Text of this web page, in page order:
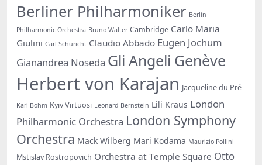
Berliner Philharmoniker Berlin
Philharmonic Orchestra Bruno Walter Cambridge Carlo Maria
Giulini Carl Schuricht Claudio Abbado Eugen Jochum
Gianandrea Noseda Gli Angeli Genève
Herbert von Karajan Jacqueline du Pré
Karl Bohm Kyiv Virtuosi Leonard Bernstein Lili Kraus London
Philharmonic Orchestra London Symphony
Orchestra Mack Wilberg Mari Kodama Maurizio Pollini
Mstislav Rostropovich Orchestra at Temple Square Otto